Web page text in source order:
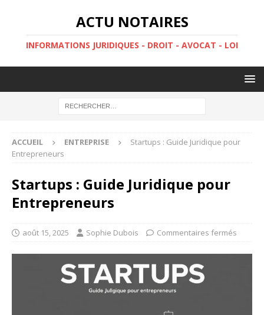
ACTU NOTAIRES
INFORMATIONS JURIDIQUES - DROIT - AVOCAT - LOI
ACCUEIL ENTREPRISE
Startups : Guide Juridique pour
Entrepreneurs
Startups : Guide Juridique pour
Entrepreneurs
août 15, 2025 Sophie Dubois Commentaires fermés